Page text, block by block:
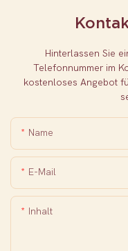
Hinterlassen Sie
Telefonnummer im
kostenloses Angebot
Name
E-Mail
Inhalt